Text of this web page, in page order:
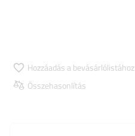
Hozzáadás a bevásárlólistához
Összehasonlítás